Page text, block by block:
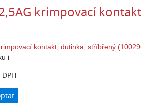
krimpovací
i